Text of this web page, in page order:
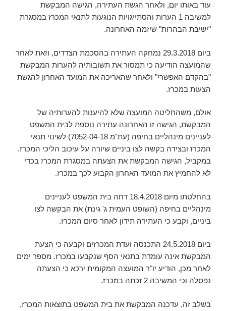
עוד באותו יום, ולאחר הגשת העתירה, הגישה המבקשת
למשיבה 1 הערות והסתייגויות הנוגעות לתנאי המכרז במסגרת
"ישיבת הבהרות" שיזמה האחרונה.
ביום 29.3.2018 נמחקה העתירה בהסכמת הצדדים, וזאת לאחר
שהמועצה הודיעה כי תמסור את תשובותיה להערות המבקשת
"בהקדם האפשרי" ולאחר שהאריכה את המועד האחרון להגשת
הצעות במכרז.
אולם, משהחליטה המועצה שלא להיענות להערותיה של
המבקשת, הגישה זו האחרונה עתירה נוספת לבית המשפט
לעניינים מינהליים בחיפה (עת"מ 7052-04-18) לשינוי תנאי
המכרז ובצידה בקשה לצו ביניים שיורה על עיכוב הליכי המכרז.
במקביל, הגישה המבקשת את הצעתה במסגרת המכרז בכדי
לא להחמיץ את המועד האחרון הקבוע לכך במכרז.
בהחלטתו מיום 18.4.2018 דחה בית המשפט לעניינים
מינהליים בחיפה (השופט העמית ג' גינת) את הבקשה לצו
ביניים, וקבע כי העתירה תידון לאחר סיום המכרז.
ביום 24.5.2018 התכנסה ועדת המכרזים וקבעה כי הצעת
המבקשת אינה עומדת בתנאי הסף שנקבעו במכרז. מספר ימים
לאחר מכן, הודיע יו"ר המועצה המקומית ירכא כי הצעתה
נפסלה וכי המשיבה 2 זכתה במכרז.
בשלב זה, עדכנה המבקשת את בית המשפט בתוצאות המכרז,